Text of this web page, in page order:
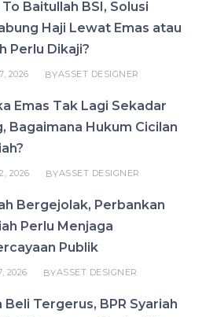
To Baitullah BSI, Solusi
Haji Lewat Emas atau
Perlu Dikaji?
2026 BYASSET DESIGNER
Emas Tak Lagi Sekadar
Bagaimana Hukum Cicilan
2026 BYASSET DESIGNER
Bergejolak, Perbankan
Perlu Menjaga
Publik
2026 BYASSET DESIGNER
Beli Tergerus, BPR Syariah